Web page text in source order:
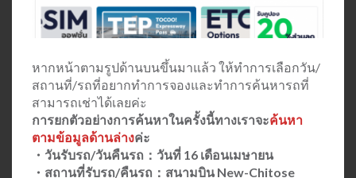
หากหน้าตามรูปด้านบนขึ้นมาแล้ว ให้ทำการเลือกวัน/
สถานที่/รถที่อยากทำการจองและทำการค้นหารถที่
สามารถเช่าได้เลยค่ะ
การยกตัวอย่างการค้นหาในครั้งนี้ทางเราจะค้นหา
ตามข้อมูลด้านล่างค่ะ
・วันรับรถ/วันคืนรถ：วันที่ 16 เดือนเมษายน
・สถานที่รับรถ/คืนรถ：สนามบิน New-Chitose